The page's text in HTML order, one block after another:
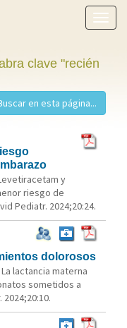
menú
clave "recién
y
riesgo de
Pediatr. 2024;20:24.
dolorosos
lactancia materna
sometidos a